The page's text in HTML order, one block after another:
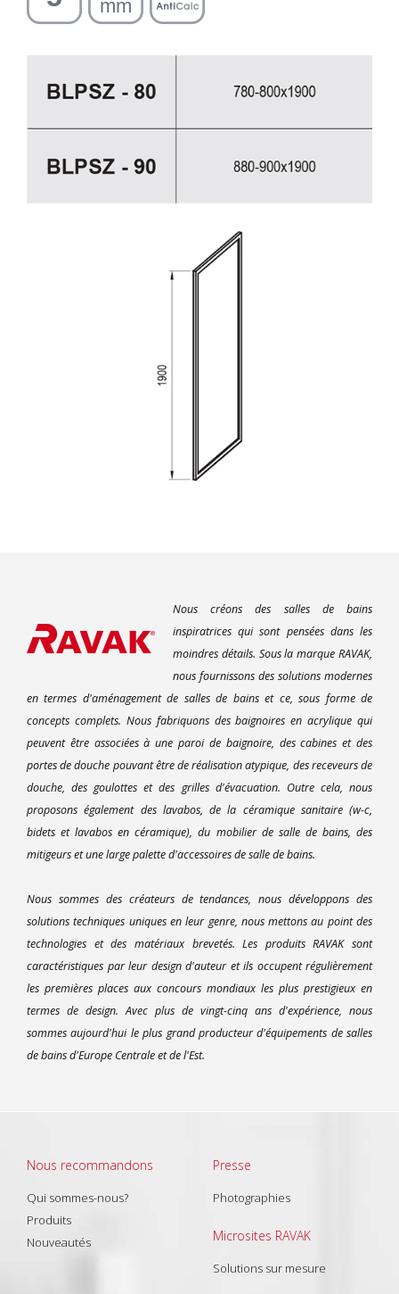
Nous créons des salles de bains
inspiratrices qui sont pensées dans les
moindres détails. Sous la marque RAVAK,
nous fournissons des solutions modernes
en termes d'aménagement de salles de bains et ce, sous forme de
concepts complets. Nous fabriquons des baignoires en acrylique qui
peuvent être associées à une paroi de baignoire, des cabines et des
portes de douche pouvant être de réalisation atypique, des receveurs de
douche, des goulottes et des grilles d'évacuation. Outre cela, nous
proposons également des lavabos, de la céramique sanitaire (w-c,
bidets et lavabos en céramique), du mobilier de salle de bains, des
mitigeurs et une large palette d'accessoires de salle de bains.
Nous sommes des créateurs de tendances, nous développons des
solutions techniques uniques en leur genre, nous mettons au point des
technologies et des matériaux brevetés. Les produits RAVAK sont
caractéristiques par leur design d'auteur et ils occupent régulièrement
les premières places aux concours mondiaux les plus prestigieux en
termes de design. Avec plus de vingt-cinq ans d'expérience, nous
sommes aujourd'hui le plus grand producteur d'équipements de salles
de bains d'Europe Centrale et de l'Est.
Nous recommandons
Qui sommes-nous?
Produits
Nouveautés
Presse
Photographies
Microsites RAVAK
Solutions sur mesure